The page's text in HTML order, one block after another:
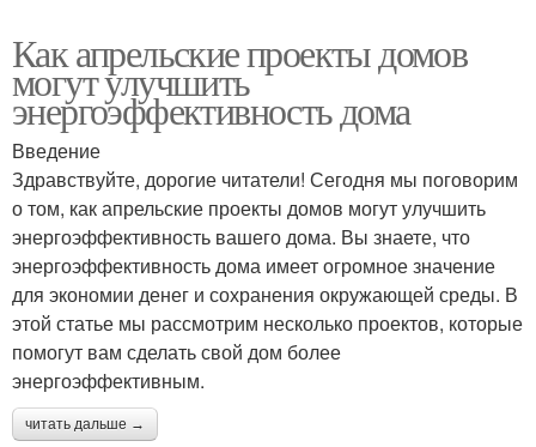
Как апрельские проекты домов
могут улучшить
энергоэффективность дома
Введение
Здравствуйте, дорогие читатели! Сегодня мы поговорим
о том, как апрельские проекты домов могут улучшить
энергоэффективность вашего дома. Вы знаете, что
энергоэффективность дома имеет огромное значение
для экономии денег и сохранения окружающей среды. В
этой статье мы рассмотрим несколько проектов, которые
помогут вам сделать свой дом более
энергоэффективным.
читать дальше →